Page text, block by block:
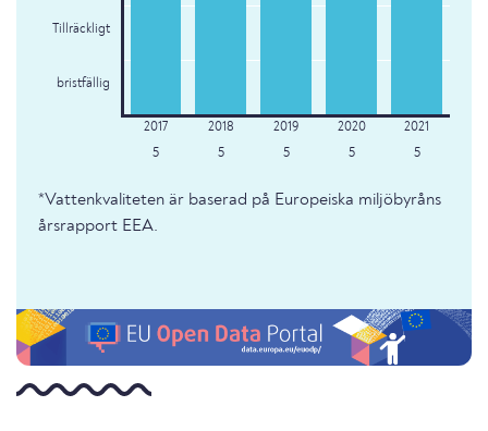
Tillräckligt
bristfällig
5 5 5 5 5
*Vattenkvaliteten är baserad på Europeiska miljöbyråns
årsrapport EEA.